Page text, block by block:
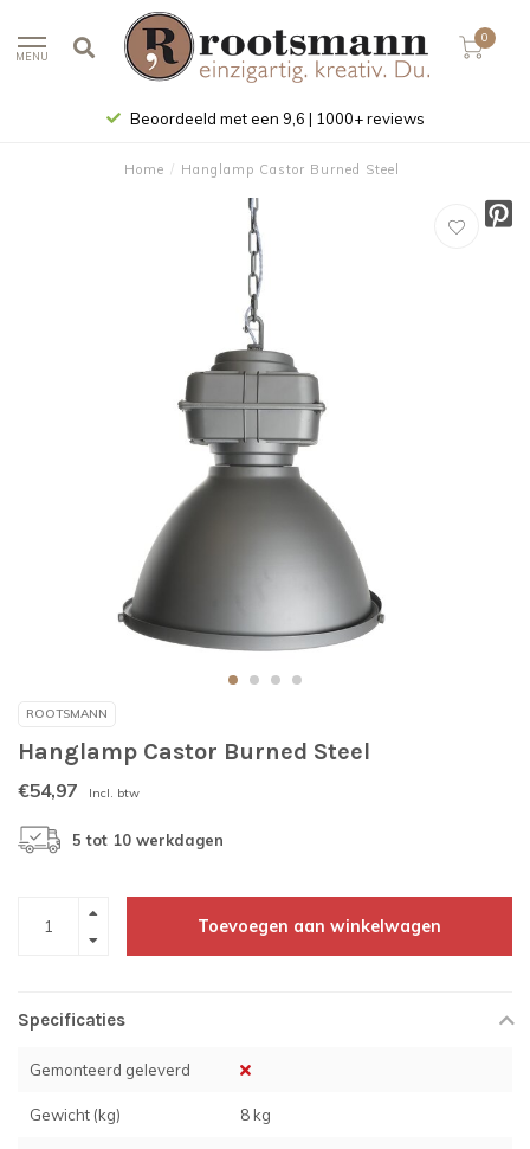
MENU
0
Beoordeeld met een 9,6 | 1000+ reviews
Home / Hanglamp Castor Burned Steel
ROOTSMANN
Hanglamp Castor Burned Steel
€54,97 Incl. btw
5 tot 10 werkdagen
Toevoegen aan winkelwagen
Specificaties
Gemonteerd geleverd
Gewicht (kg) 8 kg